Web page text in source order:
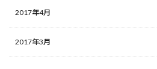
2017年4月
2017年3月